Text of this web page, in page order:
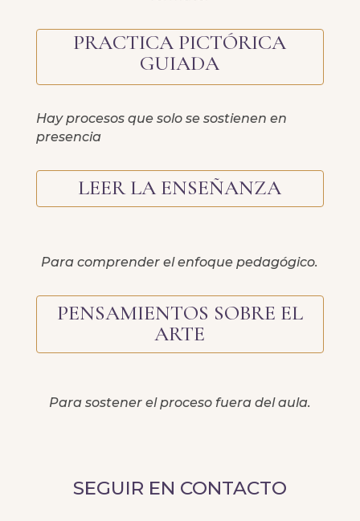
PRACTICA PICTÓRICA
GUIADA
Hay procesos que solo se sostienen en
presencia
LEER LA ENSEÑANZA
Para comprender el enfoque pedagógico.
PENSAMIENTOS SOBRE EL
ARTE
Para sostener el proceso fuera del aula.
SEGUIR EN CONTACTO